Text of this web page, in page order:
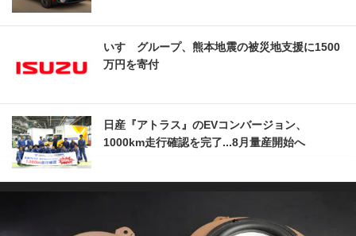
いすゞグループ、熊本地震の被災地支援に1500
万円を寄付
日産『アトラス』のEVコンバージョン、
1000km走行確認を完了...8月量産開始へ